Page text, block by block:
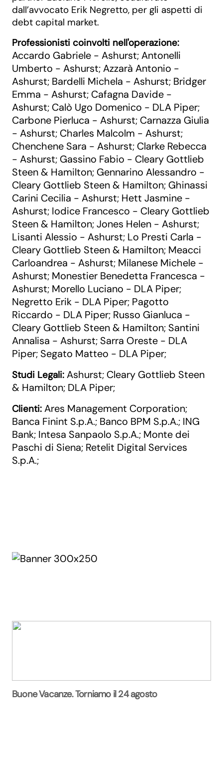
dall’avvocato Erik Negretto, per gli aspetti di
debt capital market.
Professionisti coinvolti nell'operazione:
Accardo Gabriele - Ashurst; Antonelli
Umberto - Ashurst; Azzarà Antonio -
Ashurst; Bardelli Michela - Ashurst; Bridger
Emma - Ashurst; Cafagna Davide -
Ashurst; Calò Ugo Domenico - DLA Piper;
Carbone Pierluca - Ashurst; Carnazza Giulia
- Ashurst; Charles Malcolm - Ashurst;
Chenchene Sara - Ashurst; Clarke Rebecca
- Ashurst; Gassino Fabio - Cleary Gottlieb
Steen & Hamilton; Gennarino Alessandro -
Cleary Gottlieb Steen & Hamilton; Ghinassi
Carini Cecilia - Ashurst; Hett Jasmine -
Ashurst; Iodice Francesco - Cleary Gottlieb
Steen & Hamilton; Jones Helen - Ashurst;
Lisanti Alessio - Ashurst; Lo Presti Carla -
Cleary Gottlieb Steen & Hamilton; Meacci
Carloandrea - Ashurst; Milanese Michele -
Ashurst; Monestier Benedetta Francesca -
Ashurst; Morello Luciano - DLA Piper;
Negretto Erik - DLA Piper; Pagotto
Riccardo - DLA Piper; Russo Gianluca -
Cleary Gottlieb Steen & Hamilton; Santini
Annalisa - Ashurst; Sarra Oreste - DLA
Piper; Segato Matteo - DLA Piper;
Studi Legali: Ashurst; Cleary Gottlieb Steen
& Hamilton; DLA Piper;
Clienti: Ares Management Corporation;
Banca Finint S.p.A.; Banco BPM S.p.A.; ING
Bank; Intesa Sanpaolo S.p.A.; Monte dei
Paschi di Siena; Retelit Digital Services
S.p.A.;
Buone Vacanze. Torniamo il 24 agosto